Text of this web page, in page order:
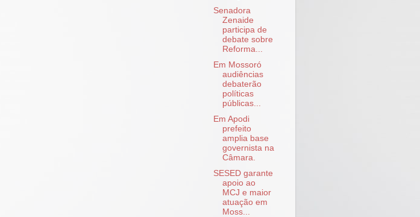
Senadora
Zenaide
participa de
debate sobre
Reforma...
Em Mossoró
audiências
debaterão
políticas
públicas...
Em Apodi
prefeito
amplia base
governista na
Câmara.
SESED garante
apoio ao
MCJ e maior
atuação em
Moss...